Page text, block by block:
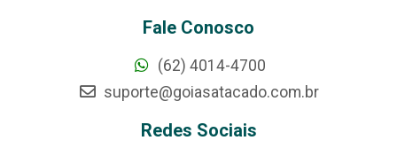
Fale Conosco
(62) 4014-4700
suporte@goiasatacado.com.br
Redes Sociais